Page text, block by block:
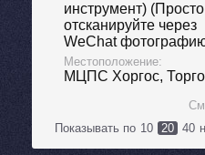
инструмент) (Просто
отсканируйте через
WeChat
Местоположение:
МЦПС Хоргос,
Показывать по 10 20 40